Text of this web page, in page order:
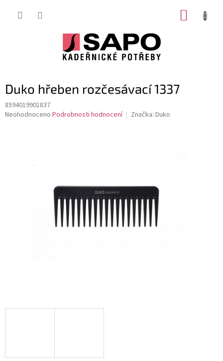
Duko hřeben rozčesávací 1337
8594019901837
Průměrné
Neohodnoceno Podrobnosti hodnocení Značka: Duko